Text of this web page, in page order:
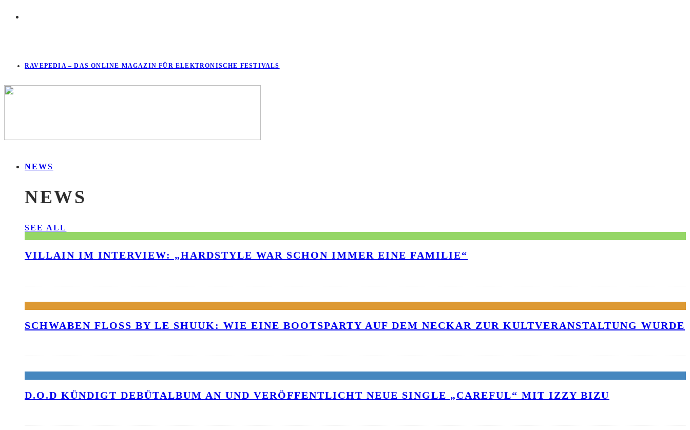
RAVEPEDIA – DAS ONLINE MAGAZIN FÜR ELEKTRONISCHE FESTIVALS
NEWS
NEWS
SEE ALL
VILLAIN IM INTERVIEW: „HARDSTYLE WAR SCHON IMMER EINE FAMILIE“
SCHWABEN FLOSS BY LE SHUUK: WIE EINE BOOTSPARTY AUF DEM NECKAR ZUR KULTVERANSTALTUNG WURDE
D.O.D KÜNDIGT DEBÜTALBUM AN UND VERÖFFENTLICHT NEUE SINGLE „CAREFUL“ MIT IZZY BIZU